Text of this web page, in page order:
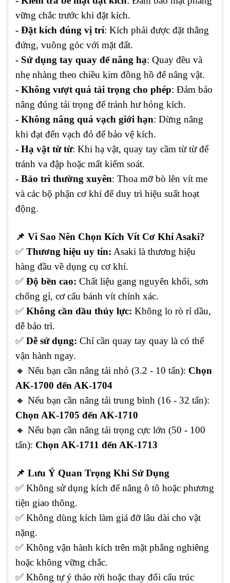
vững chắc trước khi đặt kích.
- Đặt kích đúng vị trí: Kích phải được đặt thẳng
đứng, vuông góc với mặt đất.
- Sử dụng tay quay để nâng hạ: Quay đều và
nhẹ nhàng theo chiều kim đồng hồ để nâng vật.
- Không vượt quá tải trọng cho phép: Đảm bảo
nâng đúng tải trọng để tránh hư hỏng kích.
- Không nâng quá vạch giới hạn: Dừng nâng
khi đạt đến vạch đỏ để bảo vệ kích.
- Hạ vật từ từ: Khi hạ vật, quay tay cầm từ từ để
tránh va đập hoặc mất kiểm soát.
- Bảo trì thường xuyên: Thoa mỡ bò lên vít me
và các bộ phận cơ khí để duy trì hiệu suất hoạt
động.
📌 Vì Sao Nên Chọn Kích Vít Cơ Khí Asaki?
✅ Thương hiệu uy tín: Asaki là thương hiệu
hàng đầu về dụng cụ cơ khí.
✅ Độ bền cao: Chất liệu gang nguyên khối, sơn
chống gỉ, cơ cấu bánh vít chính xác.
✅ Không cần dầu thủy lực: Không lo rò rỉ dầu,
dễ bảo trì.
✅ Dễ sử dụng: Chỉ cần quay tay quay là có thể
vận hành ngay.
🔸 Nếu bạn cần nâng tải nhỏ (3.2 - 10 tấn): Chọn
AK-1700 đến AK-1704
🔸 Nếu bạn cần nâng tải trung bình (16 - 32 tấn):
Chọn AK-1705 đến AK-1710
🔸 Nếu bạn cần nâng tải trọng cực lớn (50 - 100
tấn): Chọn AK-1711 đến AK-1713
📌 Lưu Ý Quan Trọng Khi Sử Dụng
✅ Không sử dụng kích để nâng ô tô hoặc phương
tiện giao thông.
✅ Không dùng kích làm giá đỡ lâu dài cho vật
nặng.
✅ Không vận hành kích trên mặt phẳng nghiêng
hoặc không vững chắc.
✅ Không tự ý tháo rời hoặc thay đổi cấu trúc